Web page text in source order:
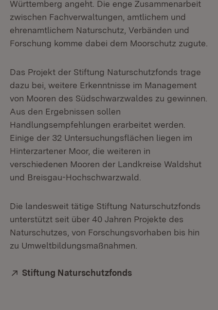
Württemberg angeht. Die enge Zusammenarbeit
zwischen Fachverwaltungen, amtlichem und
ehrenamtlichem Naturschutz, Verbänden und
Forschung komme dabei dem Moorschutz zugute.
Das Projekt der Stiftung Naturschutzfonds trage
dazu bei, weitere Erkenntnisse im Management
von Mooren des Südschwarzwaldes zu gewinnen.
Aus den Ergebnissen sollen
Handlungsempfehlungen erarbeitet werden.
Einige der 32 Untersuchungsflächen liegen im
Hinterzartener Moor, die weiteren in
verschiedenen Mooren der Landkreise Waldshut
und Breisgau-Hochschwarzwald.
Die landesweit tätige Stiftung Naturschutzfonds
unterstützt seit über 40 Jahren Projekte des
Naturschutzes, von Forschungsvorhaben bis hin
zu Umweltbildungsmaßnahmen.
Extern:
Stiftung Naturschutzfonds